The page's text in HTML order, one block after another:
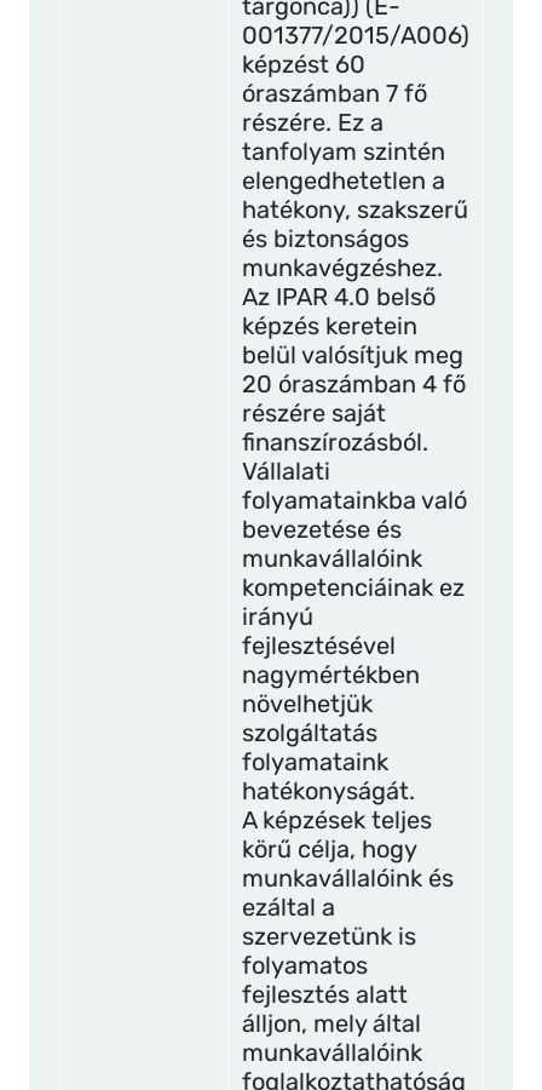
targonca)) (E-
001377/2015/A006)
képzést 60
óraszámban 7 fő
részére. Ez a
tanfolyam szintén
elengedhetetlen a
hatékony, szakszerű
és biztonságos
munkavégzéshez.
Az IPAR 4.0 belső
képzés keretein
belül valósítjuk meg
20 óraszámban 4 fő
részére saját
finanszírozásból.
Vállalati
folyamatainkba való
bevezetése és
munkavállalóink
kompetenciáinak ez
irányú
fejlesztésével
nagymértékben
növelhetjük
szolgáltatás
folyamataink
hatékonyságát.
A képzések teljes
körű célja, hogy
munkavállalóink és
ezáltal a
szervezetünk is
folyamatos
fejlesztés alatt
álljon, mely által
munkavállalóink
foglalkoztathatóság